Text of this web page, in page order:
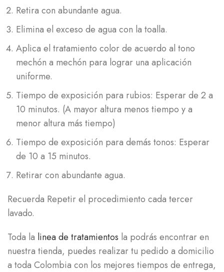
Retira con abundante agua.
Elimina el exceso de agua con la toalla.
Aplica el tratamiento color de acuerdo al tono
mechón a mechón para lograr una aplicación
uniforme.
Tiempo de exposición para rubios: Esperar de 2 a
10 minutos. (A mayor altura menos tiempo y a
menor altura más tiempo)
Tiempo de exposición para demás tonos: Esperar
de 10 a 15 minutos.
Retirar con abundante agua.
Recuerda Repetir el procedimiento cada tercer
lavado.
Toda la linea de tratamientos la podrás encontrar en
nuestra tienda, puedes realizar tu pedido a domicilio
a toda Colombia con los mejores tiempos de entrega,